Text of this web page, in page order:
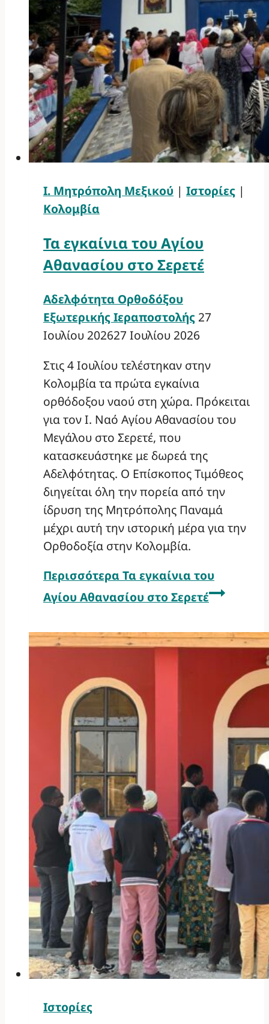
Ι. Μητρόπολη Μεξικού | Ιστορίες |
Κολομβία
Τα εγκαίνια του Αγίου
Αθανασίου στο Σερετέ
Αδελφότητα Ορθοδόξου
Εξωτερικής Ιεραποστολής 27
Ιουλίου 202627 Ιουλίου 2026
Στις 4 Ιουλίου τελέστηκαν στην
Κολομβία τα πρώτα εγκαίνια
ορθόδοξου ναού στη χώρα. Πρόκειται
για τον Ι. Ναό Αγίου Αθανασίου του
Μεγάλου στο Σερετέ, που
κατασκευάστηκε με δωρεά της
Αδελφότητας. Ο Επίσκοπος Τιμόθεος
διηγείται όλη την πορεία από την
ίδρυση της Μητρόπολης Παναμά
μέχρι αυτή την ιστορική μέρα για την
Ορθοδοξία στην Κολομβία.
Περισσότερα Τα εγκαίνια του
Αγίου Αθανασίου στο Σερετέ
Ιστορίες